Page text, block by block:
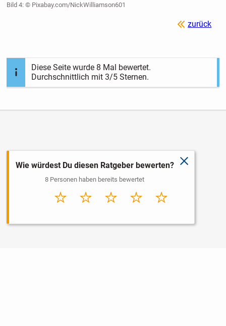
Bild 4: © Pixabay.com/NickWilliamson601
zurück
Diese Seite wurde 8 Mal bewertet.
Durchschnittlich mit3/5 Sternen.
schließen
Wie würdest Du diesen Ratgeber bewerten?
8 Personen haben bereits bewertet